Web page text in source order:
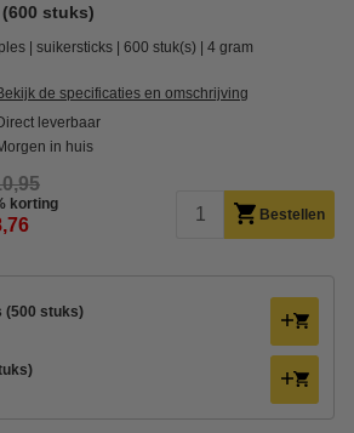
stuks)
suikersticks 600 stuk(s) 4 gram
de specificaties en omschrijving
leverbaar
in huis
korting
Bestellen
(500 stuks)